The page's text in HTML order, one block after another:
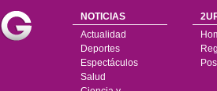
NOTICIAS
Actualidad
Deportes
Espectáculos
Salud